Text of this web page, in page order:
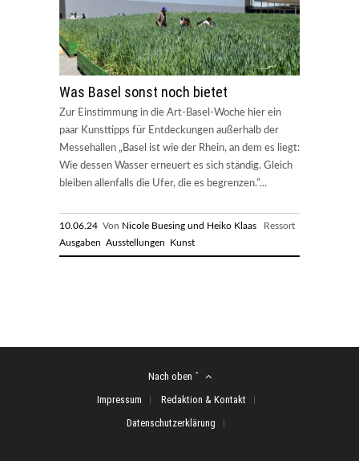
Was Basel sonst noch bietet
Zur Einstimmung in die Art-Basel-Woche hier ein
paar Kunsttipps für Entdeckungen außerhalb der
Messehallen „Basel ist wie der Rhein, an dem es liegt:
Wie dessen Wasser erneuert es sich ständig. Gleich
bleiben allenfalls die Ufer, die es begrenzen.”...
10.06.24 Von Nicole Buesing und Heiko Klaas Ressort
Ausgaben Ausstellungen Kunst
Nach oben ˆ
Impressum
Redaktion & Kontakt
Datenschutzerklärung